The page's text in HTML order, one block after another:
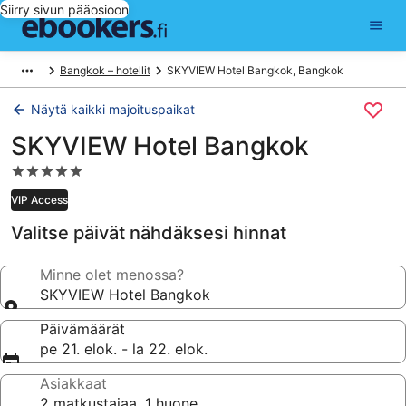
Siirry sivun pääosioon
Bangkok – hotellit SKYVIEW Hotel Bangkok, Bangkok
Näytä kaikki majoituspaikat
SKYVIEW Hotel Bangkok
5.0
tähden
majoituspaikka
VIP Access
Valitse päivät nähdäksesi hinnat
Minne olet menossa?
SKYVIEW Hotel Bangkok
Päivämäärät
pe 21. elok. - la 22. elok.
Asiakkaat